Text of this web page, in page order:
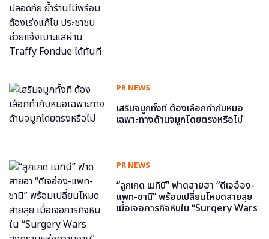
PR NEWS
เสริมจมูกทั้งที ต้องเลือกทำกับหมอ
เฉพาะทางด้านจมูกโดยตรงหรือไม่
PR NEWS
“ลูกเกด เมทินี” ฟาดสายฮา “ดีเจอ๋อง-
แพท-ซานิ” พร้อมเปลี่ยนโหมดสายลุย
เมื่อเจอภารกิจหินใน “Surgery Wars